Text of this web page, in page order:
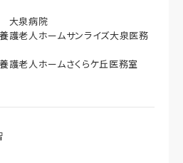
大泉病院
護老人ホームサンライズ大泉医務
護老人ホームさくらケ丘医務室